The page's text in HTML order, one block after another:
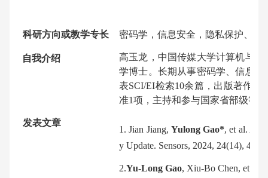
科研方向或教学专长 密码学，信息安全，隐私保护、区
自我介绍
高玉龙，中国传媒大学计算机与
学博士。长期从事密码学、信息
表SCI/EI检索10余篇，出版著作3
准1项，主持和参与国家省部级等
发表文章
1. Jian Jiang, Yulong Gao*, et al. A
y Update. Sensors, 2024, 24(14),
2.Yu-Long Gao, Xiu-Bo Chen, et al.